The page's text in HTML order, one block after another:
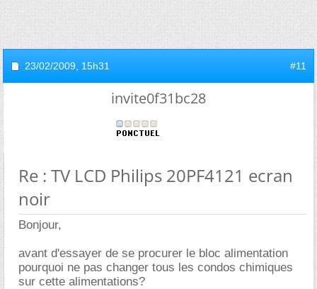
23/02/2009, 15h31 #11
invite0f31bc28
Re : TV LCD Philips 20PF4121 ecran
noir
Bonjour,
avant d'essayer de se procurer le bloc alimentation
pourquoi ne pas changer tous les condos chimiques
sur cette alimentations?